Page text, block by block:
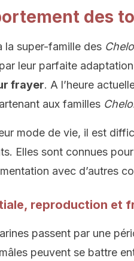
des
la super-famille des
leur parfaite
frayer. A l’heure
aux familles
mode de vie, il est
Elles sont connues
avec d’autres
reproduction et
passent par une
peuvent se battre